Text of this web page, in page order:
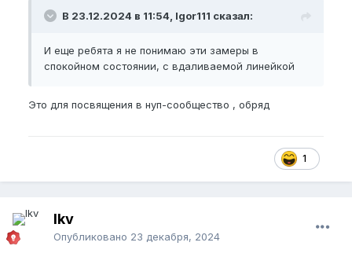
В 23.12.2024 в 11:54, Igor111 сказал:
И еще ребята я не понимаю эти замеры в
спокойном состоянии, с вдаливаемой линейкой
Это для посвящения в нуп-сообщество , обряд
1
lkv
Опубликовано 23 декабря, 2024